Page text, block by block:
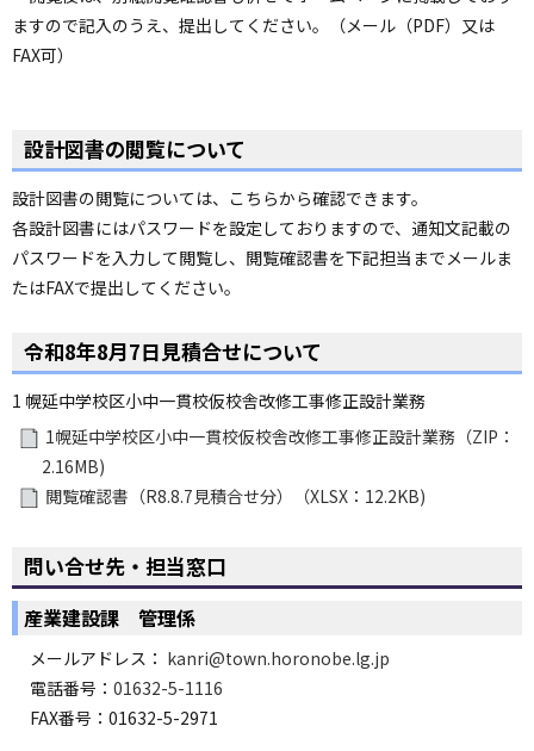
ますので記入のうえ、提出してください。（メール（PDF）又は
FAX可）
設計図書の閲覧について
設計図書の閲覧については、こちらから確認できます。
各設計図書にはパスワードを設定しておりますので、通知文記載の
パスワードを入力して閲覧し、閲覧確認書を下記担当までメールま
たはFAXで提出してください。
令和8年8月7日見積合せについて
1 幌延中学校区小中一貫校仮校舎改修工事修正設計業務
1幌延中学校区小中一貫校仮校舎改修工事修正設計業務（ZIP：
2.16MB)
閲覧確認書（R8.8.7見積合せ分）（XLSX：12.2KB)
問い合せ先・担当窓口
産業建設課 管理係
メールアドレス： kanri@town.horonobe.lg.jp
電話番号： 01632-5-1116
FAX番号：01632-5-2971